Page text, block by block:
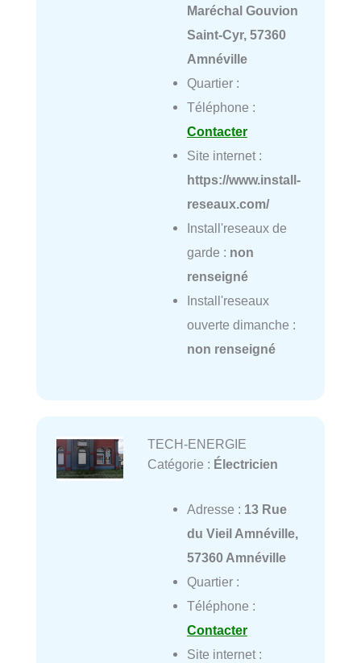
Maréchal Gouvion
Saint-Cyr, 57360
Amnéville
Quartier :
Téléphone :
Contacter
Site internet :
https://www.install-
reseaux.com/
Install'reseaux de
garde : non
renseigné
Install'reseaux
ouverte dimanche :
non renseigné
TECH-ENERGIE
Catégorie : Électricien
Adresse : 13 Rue
du Vieil Amnéville,
57360 Amnéville
Quartier :
Téléphone :
Contacter
Site internet :